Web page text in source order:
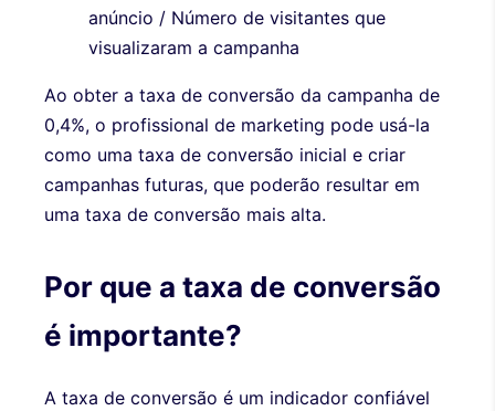
anúncio / Número de visitantes que
visualizaram a campanha
Ao obter a taxa de conversão da campanha de
0,4%, o profissional de marketing pode usá-la
como uma taxa de conversão inicial e criar
campanhas futuras, que poderão resultar em
uma taxa de conversão mais alta.
Por que a taxa de conversão
é importante?
A taxa de conversão é um indicador confiável